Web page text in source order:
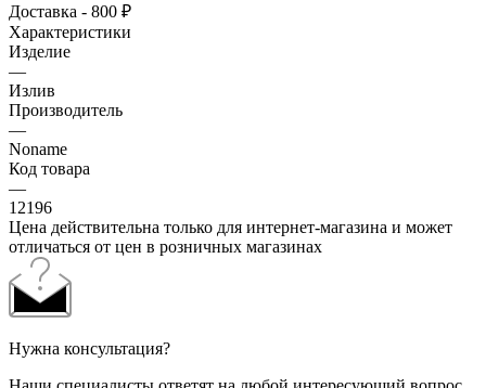
Доставка - 800 ₽
Характеристики
Изделие
—
Излив
Производитель
—
Noname
Код товара
—
12196
Цена действительна только для интернет-магазина и может
отличаться от цен в розничных магазинах
Нужна консультация?